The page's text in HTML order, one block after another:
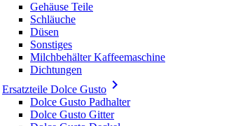
Gehäuse Teile
Schläuche
Düsen
Sonstiges
Milchbehälter Kaffeemaschine
Dichtungen
Ersatzteile Dolce Gusto 
Dolce Gusto Padhalter
Dolce Gusto Gitter